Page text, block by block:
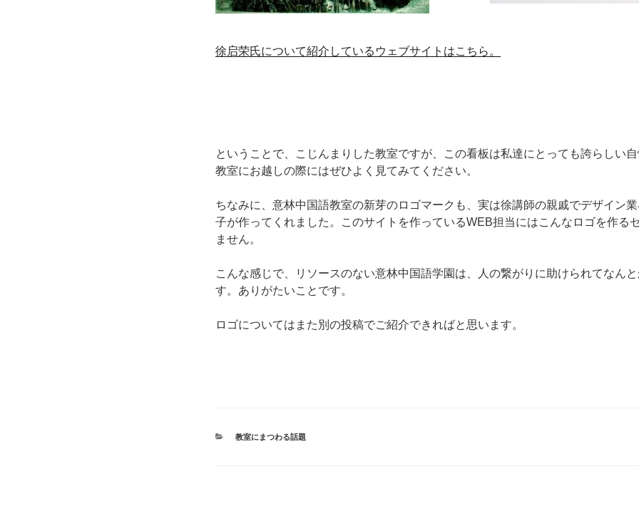
徐启荣氏について紹介しているウェブサイトはこちら。
ということで、こじんまりした教室ですが、この看板は私達にとっても誇らしい
教室にお越しの際にはぜひよく見てみてください。
ちなみに、意林中国語教室の新芽のロゴマークも、実は徐講師の親戚でデザイン
子が作ってくれました。このサイトを作っているWEB担当にはこんなロゴを作る
ません。
こんな感じで、リソースのない意林中国語学園は、人の繋がりに助けられてなん
す。ありがたいことです。
ロゴについてはまた別の投稿でご紹介できればと思います。
カ
教室にまつわる話題